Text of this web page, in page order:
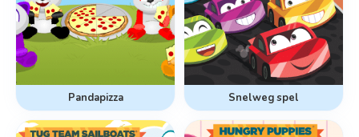
Pandapizza Snelweg spel